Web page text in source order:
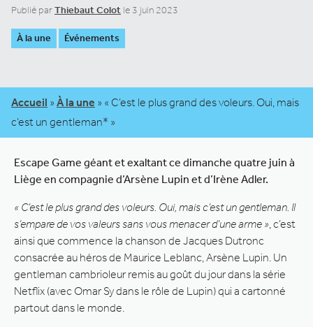
Publié parThiebaut Colot le 3 juin 2023
À la une Événements
Accueil » À la une » « C’est le plus grand des voleurs. Oui, mais
c’est un gentleman* »
Escape Game géant et exaltant ce dimanche quatre juin à
Liège en compagnie d’Arsène Lupin et d’Irène Adler.
« C’est le plus grand des voleurs. Oui, mais c’est un gentleman. Il
s’empare de vos valeurs sans vous menacer d’une arme » , c’est
ainsi que commence la chanson de Jacques Dutronc
consacrée au héros de Maurice Leblanc, Arsène Lupin. Un
gentleman cambrioleur remis au goût du jour dans la série
Netflix (avec Omar Sy dans le rôle de Lupin) qui a cartonné
partout dans le monde.